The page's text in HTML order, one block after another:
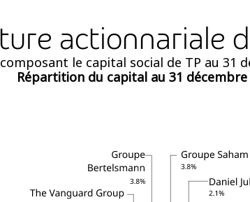
actionnariale
le capital social de TP au 31
Répartition du capital au 31 décembre